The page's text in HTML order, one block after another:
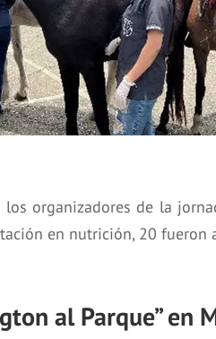
los organizadores de la
en nutrición, 20 fueron
al Parque” en